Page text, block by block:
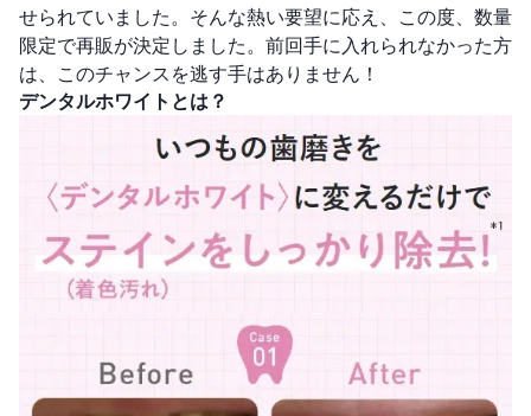
せられていました。そんな熱い要望に応え、この度、数量
限定で再販が決定しました。前回手に入れられなかった方
は、このチャンスを逃す手はありません！
デンタルホワイトとは？